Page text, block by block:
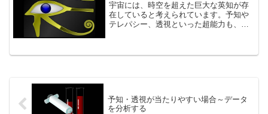
宇宙には、時空を超えた巨大な英知が存
在していると考えられています。予知や
テレパシー、透視といった超能力も、直
け取っている結果に過ぎないそうです。
予知・透視が当たりやすい場合～データ
を分析する